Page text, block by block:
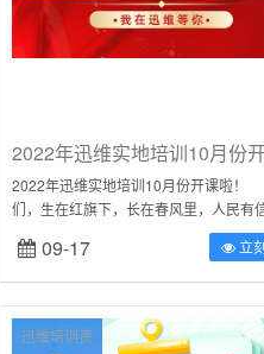
2022年迅维实地培训10月份开课啦
们，生在红旗下，长在春风里，人民有信
国家有力量，民族有希望。目光所至皆
夏，五星闪耀皆为信仰。为庆祝中华人
09-17 立
迅维培训资